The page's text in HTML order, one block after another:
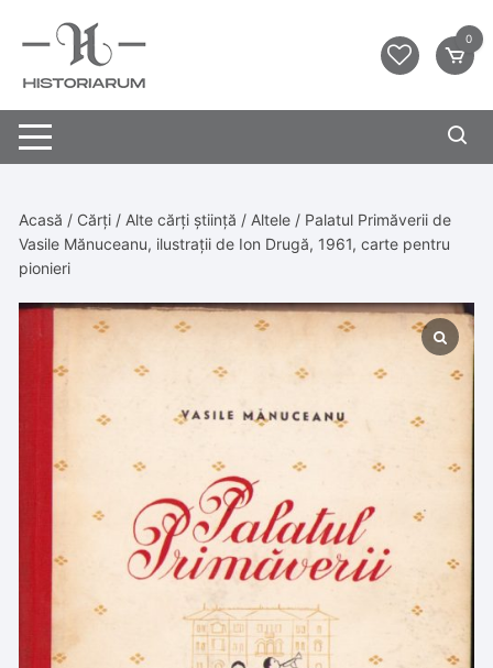
0
Acasă / Cărți / Alte cărți știință / Altele / Palatul Primăverii de
Vasile Mănuceanu, ilustrații de Ion Drugă, 1961, carte pentru
pionieri